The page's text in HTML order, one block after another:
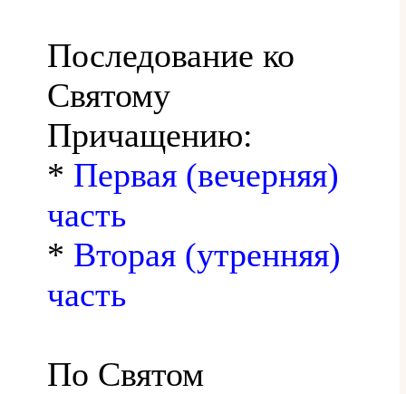
Последование ко
Святому
Причащению:
* Первая (вечерняя)
часть
* Вторая (утренняя)
часть
По Святом